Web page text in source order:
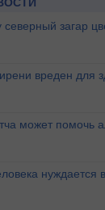
загар
вреден для
может помочь
нуждается